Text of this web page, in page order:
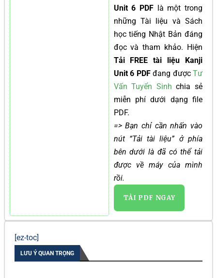
Unit 6 PDFlà một trong
những Tài liệu và Sách
học tiếng Nhật Bản đáng
đọc và tham khảo. Hiện
Tải FREE tài liệu Kanji
Unit 6 PDFđang đượcTư
Vấn Tuyển Sinh chia sẻ
miễn phí dưới dạng file
PDF.
=> Bạn chỉ cần nhấn vào
nút “Tải tài liệu” ở phía
bên dưới là đã có thể tải
được về máy của mình
rồi.
TẢI PDF NGAY
[ez-toc]
LƯU Ý QUAN TRỌNG